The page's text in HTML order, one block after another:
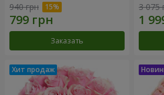
940 грн
Заказать
3 075